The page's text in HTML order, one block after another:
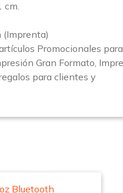
(Imprenta)
Promocionales
Gran Formato,
para clientes y